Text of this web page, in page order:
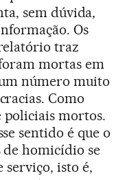
sem dúvida,
Os
traz
foram mortas em
número muito
Como
policiais mortos.
sentido é que o
homicídio se
serviço, isto é,